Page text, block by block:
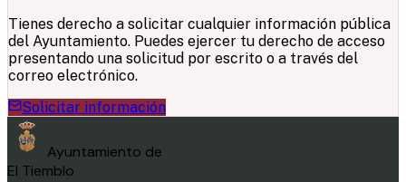
Tienes derecho a solicitar cualquier información pública
del Ayuntamiento. Puedes ejercer tu derecho de acceso
presentando una solicitud por escrito o a través del
correo electrónico.
Solicitar información
Ayuntamiento de
El Tiemblo